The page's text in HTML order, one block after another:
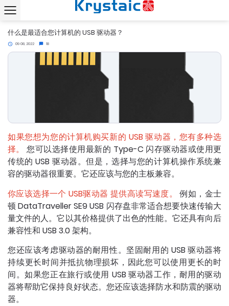
首页 什么是最适合您计算机的 USB 驱动器？
什么是最适合您计算机的 USB 驱动器？
access_time 09 08, 2022 chat_bubble 18
如果您想为您的计算机购买新的 USB 驱动器，您有多种选
择。您可以选择使用最新的 Type-C 闪存驱动器或使用更
传统的 USB 驱动器。但是，选择与您的计算机操作系统兼
容的驱动器很重要。它还应该与您的主板兼容。
你应该选择一个USB驱动器提供高读写速度。例如，金士
顿 DataTraveller SE9 USB 闪存盘非常适合想要快速传输大
量文件的人。它以其价格提供了出色的性能。它还具有向后
兼容性和 USB 3.0 架构。
您还应该考虑驱动器的耐用性。坚固耐用的 USB 驱动器将
持续更长时间并抵抗物理损坏，因此您可以使用更长的时
间。如果您正在旅行或使用 USB 驱动器工作，耐用的驱动
器将帮助它保持良好状态。您还应该选择防水和防震的驱动
器。